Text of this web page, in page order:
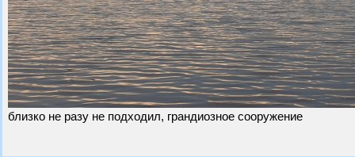
близко не разу не подходил, грандиозное сооружение